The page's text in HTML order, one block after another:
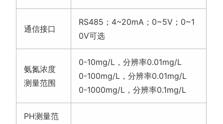
通信接口
RS485；4~20mA；0~5V；0~1
0V可选
氨氮浓度
测量范围
0-10mg/L，分辨率0.01mg/L
0-100mg/L，分辨率0.01mg/L
0-1000mg/L，分辨率0.1mg/L
PH测量范